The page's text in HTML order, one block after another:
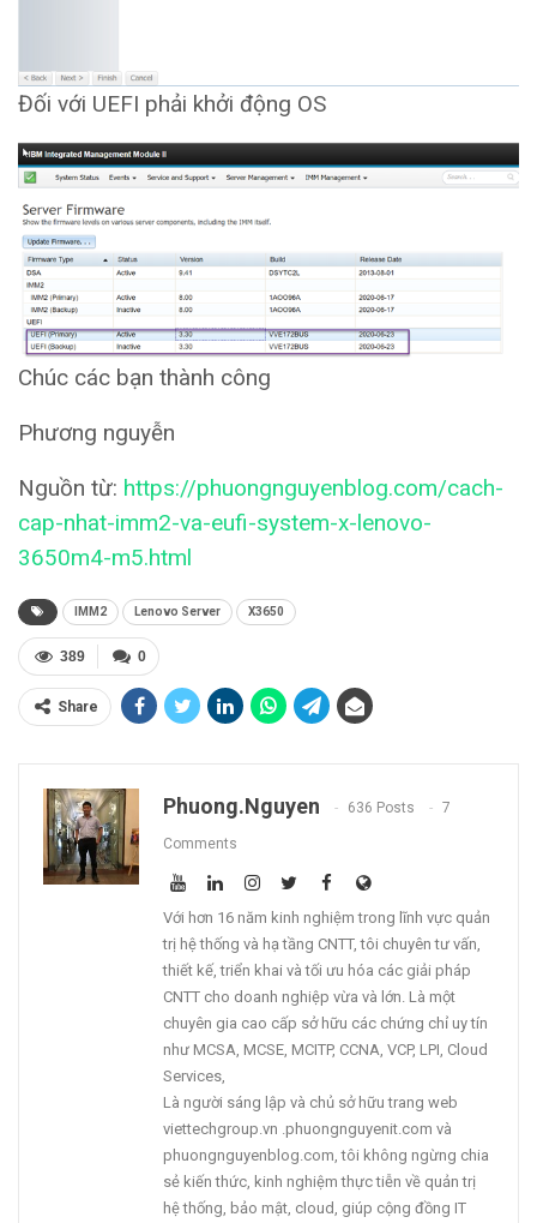
Đối với UEFI phải khởi động OS
Chúc các bạn thành công
Phương nguyễn
Nguồn từ: https://phuongnguyenblog.com/cach-
cap-nhat-imm2-va-eufi-system-x-lenovo-
3650m4-m5.html
IMM2 Lenovo Server X3650
0
389
Share
Phuong.nguyen 636 Posts 7
Comments
Với hơn 16 năm kinh nghiệm trong lĩnh vực quản
trị hệ thống và hạ tầng CNTT, tôi chuyên tư vấn,
thiết kế, triển khai và tối ưu hóa các giải pháp
CNTT cho doanh nghiệp vừa và lớn. Là một
chuyên gia cao cấp sở hữu các chứng chỉ uy tín
như MCSA, MCSE, MCITP, CCNA, VCP, LPI, Cloud
Services,
Là người sáng lập và chủ sở hữu trang web
viettechgroup.vn .phuongnguyenit.com và
phuongnguyenblog.com, tôi không ngừng chia
sẻ kiến thức, kinh nghiệm thực tiễn về quản trị
hệ thống, bảo mật, cloud, giúp cộng đồng IT